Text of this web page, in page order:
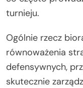
turnieju.
Ogólnie rzecz
równoważenia
defensywnych,
skutecznie